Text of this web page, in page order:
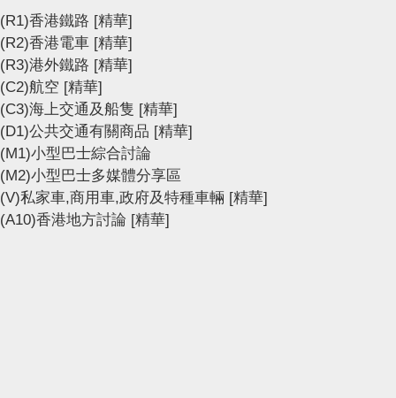
(R1)香港鐵路 [精華]
(R2)香港電車 [精華]
(R3)港外鐵路 [精華]
(C2)航空 [精華]
(C3)海上交通及船隻 [精華]
(D1)公共交通有關商品 [精華]
(M1)小型巴士綜合討論
(M2)小型巴士多媒體分享區
(V)私家車,商用車,政府及特種車輛 [精華]
(A10)香港地方討論 [精華]